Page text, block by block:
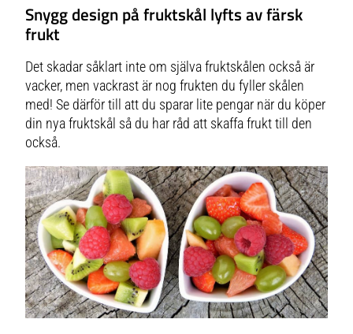
stengods vilket gör varje fat
unikt.- Lekfull och färgstark
som ger personlighet. Shoppa
Uppläggningsfat hos Royal Design.
Snygg design på fruktskål lyfts av färsk
frukt
Det skadar såklart inte om själva fruktskålen också är
vacker, men vackrast är nog frukten du fyller skålen
med! Se därför till att du sparar lite pengar när du köper
din nya fruktskål så du har råd att skaffa frukt till den
också.